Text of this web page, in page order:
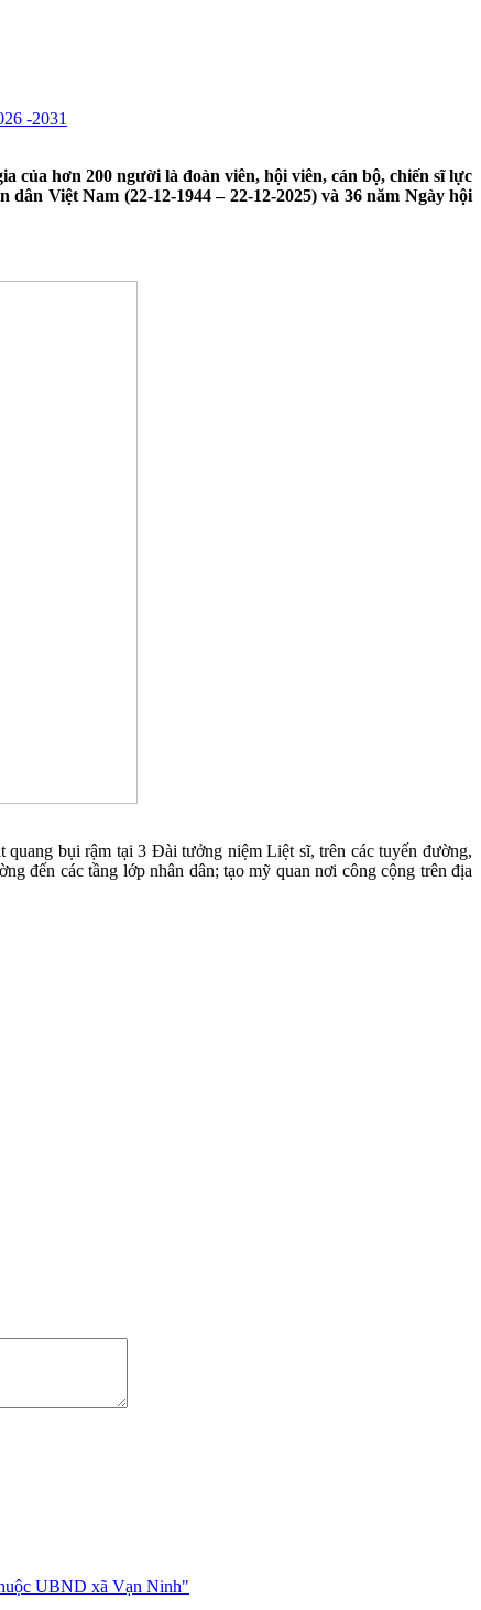
-2031
của hơn 200 người là đoàn viên, hội viên, cán bộ, chiến sĩ lực
Việt Nam (22-12-1944 – 22-12-2025) và 36 năm Ngày hội
bụi rậm tại 3 Đài tưởng niệm Liệt sĩ, trên các tuyến đường,
đến các tầng lớp nhân dân; tạo mỹ quan nơi công cộng trên địa
UBND xã Vạn Ninh"